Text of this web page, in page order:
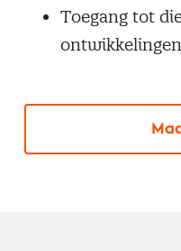
Toegang tot
ontwikkelingen